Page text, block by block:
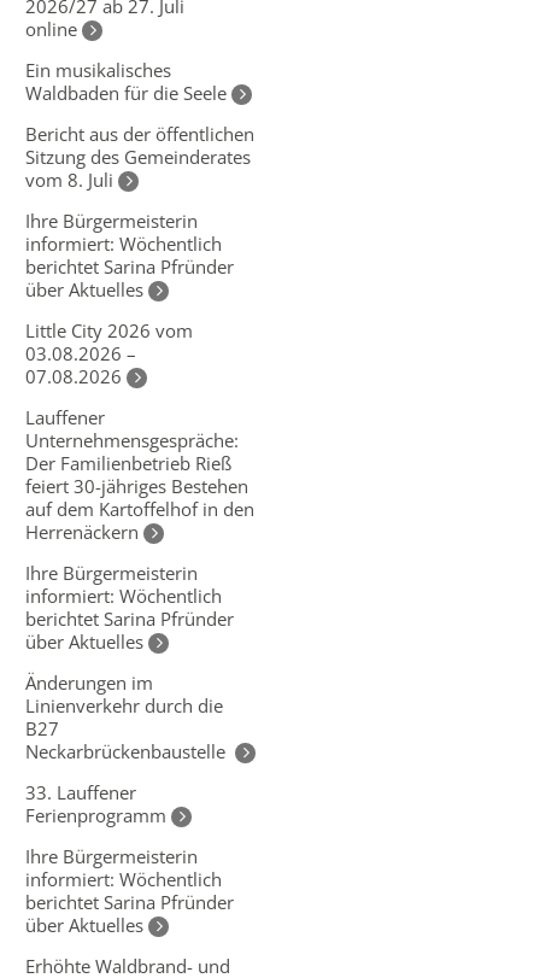
2026/27 ab 27. Juli
online
Ein musikalisches
Waldbaden für die Seele
Bericht aus der öffentlichen
Sitzung des Gemeinderates
vom 8. Juli
Ihre Bürgermeisterin
informiert: Wöchentlich
berichtet Sarina Pfründer
über Aktuelles
Little City 2026 vom
03.08.2026 –
07.08.2026
Lauffener
Unternehmensgespräche:
Der Familienbetrieb Rieß
feiert 30-jähriges Bestehen
auf dem Kartoffelhof in den
Herrenäckern
Ihre Bürgermeisterin
informiert: Wöchentlich
berichtet Sarina Pfründer
über Aktuelles
Änderungen im
Linienverkehr durch die
B27
Neckarbrückenbaustelle
33. Lauffener
Ferienprogramm
Ihre Bürgermeisterin
informiert: Wöchentlich
berichtet Sarina Pfründer
über Aktuelles
Erhöhte Waldbrand- und